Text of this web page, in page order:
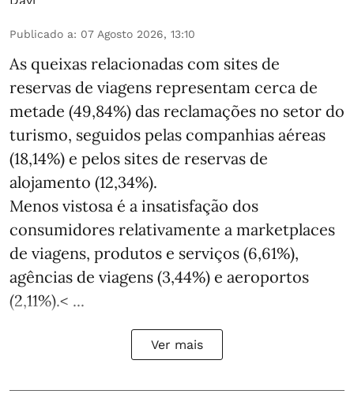
Publicado a: 07 Agosto 2026, 13:10
As queixas relacionadas com sites de
reservas de viagens representam cerca de
metade (49,84%) das reclamações no setor do
turismo, seguidos pelas companhias aéreas
(18,14%) e pelos sites de reservas de
alojamento (12,34%).
Menos vistosa é a insatisfação dos
consumidores relativamente a marketplaces
de viagens, produtos e serviços (6,61%),
agências de viagens (3,44%) e aeroportos
(2,11%).< ...
Ver mais